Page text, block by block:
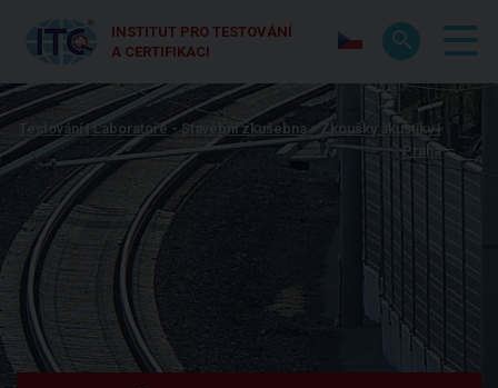
INSTITUT PRO TESTOVÁNÍ
A CERTIFIKACI
Testování | Laboratoře Stavební zkušebna
Zkoušky akustiky |
Praha